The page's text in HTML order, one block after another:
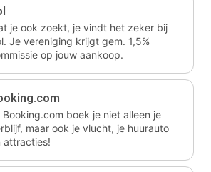
je ook zoekt, je vindt het zeker bij
Je vereniging krijgt gem. 1,5%
op jouw aankoop.
Booking.com boek je niet alleen je
maar ook je vlucht, je huurauto
attracties!